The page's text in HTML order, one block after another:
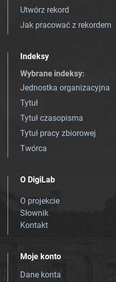
Utwórz rekord
Jak pracować z rekordem
Indeksy
Wybrane indeksy:
Jednostka organizacyjna
Tytuł
Tytuł czasopisma
Tytuł pracy zbiorowej
Twórca
O DigiLab
O projekcie
Słownik
Kontakt
Moje konto
Dane konta